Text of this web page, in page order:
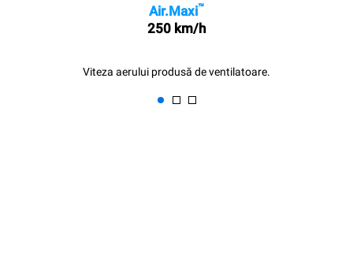
Air.Maxi™
250 km/h
Viteza aerului produsă de ventilatoare.